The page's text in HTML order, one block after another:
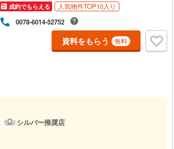
成約でもらえる
人気物件TOP10入り
0078-6014-52752
資料をもらう 無料
シルバー推奨店